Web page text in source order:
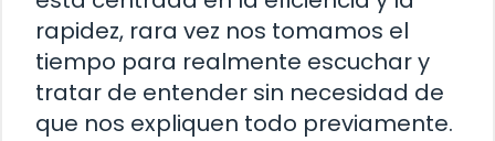
rapidez, rara vez nos tomamos el
tiempo para realmente escuchar y
tratar de entender sin necesidad de
que nos expliquen todo previamente.